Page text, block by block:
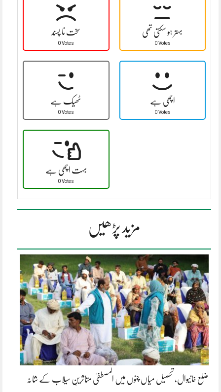
سخت نا پسند
0 Votes
بہتر ہو سکتی تھی
0 Votes
ٹھیک ہے
0 Votes
اچھی ہے
0 Votes
بہت اچھی ہے
0 Votes
مزید پڑھیں
ضلع خانیوال، تحصیل میاں چنوں میں المصطفیٰ متاثرینِ سیلاب کے شانہ